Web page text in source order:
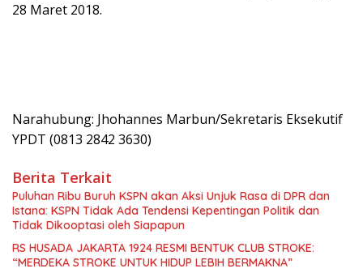
28 Maret 2018.
Narahubung: Jhohannes Marbun/Sekretaris Eksekutif
YPDT (0813 2842 3630)
Berita Terkait
Puluhan Ribu Buruh KSPN akan Aksi Unjuk Rasa di DPR dan
Istana: KSPN Tidak Ada Tendensi Kepentingan Politik dan
Tidak Dikooptasi oleh Siapapun
RS HUSADA JAKARTA 1924 RESMI BENTUK CLUB STROKE:
“MERDEKA STROKE UNTUK HIDUP LEBIH BERMAKNA”